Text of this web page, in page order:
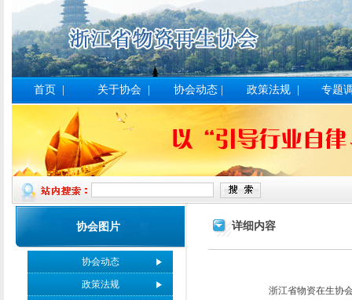
首页 关于协会 协会动态 政策法规 专题
协会图片
协会动态
政策法规
详细内容
浙江省物资在生协